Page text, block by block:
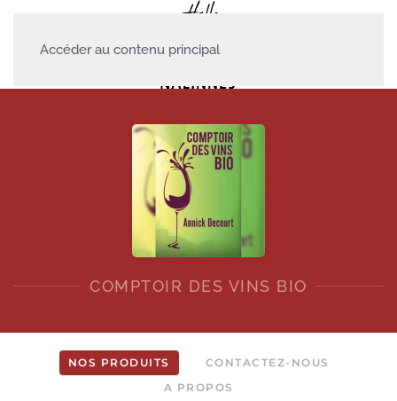
Accéder au contenu principal
COMPTOIR DES VINS BIO
NOS PRODUITS
CONTACTEZ-NOUS
A PROPOS